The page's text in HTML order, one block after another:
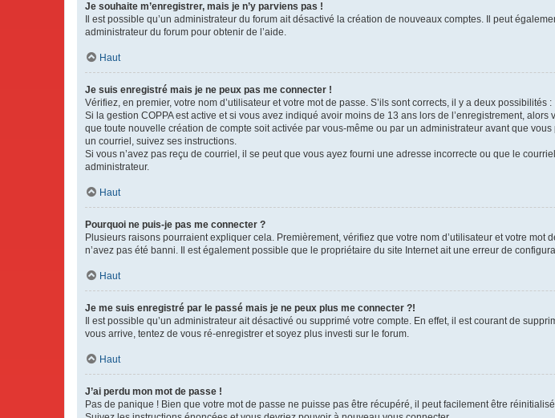
Je souhaite m’enregistrer, mais je n’y parviens pas !
Il est possible qu’un administrateur du forum ait désactivé la création de nouveaux comptes. Il peut
administrateur du forum pour obtenir de l’aide.
Haut
Je suis enregistré mais je ne peux pas me connecter !
Vérifiez, en premier, votre nom d’utilisateur et votre mot de passe. S’ils sont corrects, il y a deux possibilités :
Si la gestion COPPA est active et si vous avez indiqué avoir moins de 13 ans lors de l’enregistrement,
que toute nouvelle création de compte soit activée par vous-même ou par un administrateur avant que
un courriel, suivez ses instructions.
Si vous n’avez pas reçu de courriel, il se peut que vous ayez fourni une adresse incorrecte ou que le
administrateur.
Haut
Pourquoi ne puis-je pas me connecter ?
Plusieurs raisons pourraient expliquer cela. Premièrement, vérifiez que votre nom d’utilisateur et votre
n’avez pas été banni. Il est également possible que le propriétaire du site Internet ait une erreur de
Haut
Je me suis enregistré par le passé mais je ne peux plus me connecter ?!
Il est possible qu’un administrateur ait désactivé ou supprimé votre compte. En effet, il est courant de
vous arrive, tentez de vous ré-enregistrer et soyez plus investi sur le forum.
Haut
J’ai perdu mon mot de passe !
Pas de panique ! Bien que votre mot de passe ne puisse pas être récupéré, il peut facilement être